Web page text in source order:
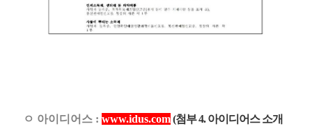
ㅇ 아이디어스 :www.idus.com(첨부 4. 아이디어스 소개